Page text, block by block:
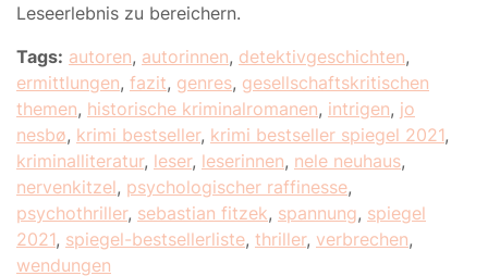
Leseerlebnis zu bereichern.
Tags: autoren, autorinnen, detektivgeschichten,
ermittlungen, fazit, genres, gesellschaftskritischen
themen, historische kriminalromanen, intrigen, jo
nesbø, krimi bestseller, krimi bestseller spiegel 2021,
kriminalliteratur, leser, leserinnen, nele neuhaus,
nervenkitzel, psychologischer raffinesse,
psychothriller, sebastian fitzek, spannung, spiegel
2021, spiegel-bestsellerliste, thriller, verbrechen,
wendungen